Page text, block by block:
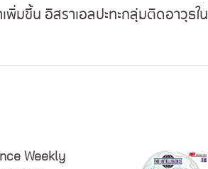
พิ่มขึ้น อิสราเอลปะทะกลุ่มติดอาวุธใน
Weekly